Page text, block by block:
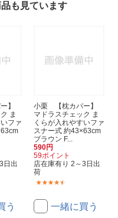
も見ています
】
ま
ファ
日出
う
小栗 【枕カバー】
マドラスチェック ま
くらが入れやすいファ
スナー式 約43×63cm
ブラウン F...
590円
59ポイント
店在庫有り 2～3日出
荷
一緒に買う